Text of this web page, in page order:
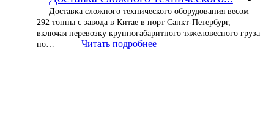
Доставка сложного технического оборудования весом
292 тонны с завода в Китае в порт Санкт-Петербург,
включая перевозку крупногабаритного тяжеловесного груза
по…
Читать подробнее